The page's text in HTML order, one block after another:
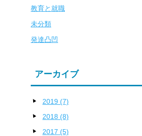
教育と就職
未分類
発達凸凹
アーカイブ
2019 (7)
2018 (8)
2017 (5)